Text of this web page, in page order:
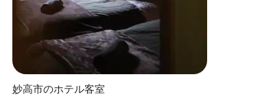
妙高市のホテル客室